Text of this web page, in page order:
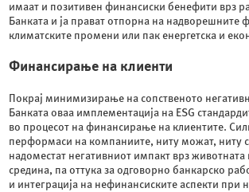
имаат и позитивен финансиски бенефити врз
Банката и ја прават отпорна на надворешните
климатските промени или пак енергетска и
Финансирање на клиенти
Покрај минимизирање на сопственото
Банката оваа имплементација на ESG
во процесот на финансирање на клиентите.
перформаси на компаниите, ниту можат, ниту
надоместат негативниот импакт врз животната
средина, па оттука за одговорно банкарско
и интеграција на нефинансиските аспекти при